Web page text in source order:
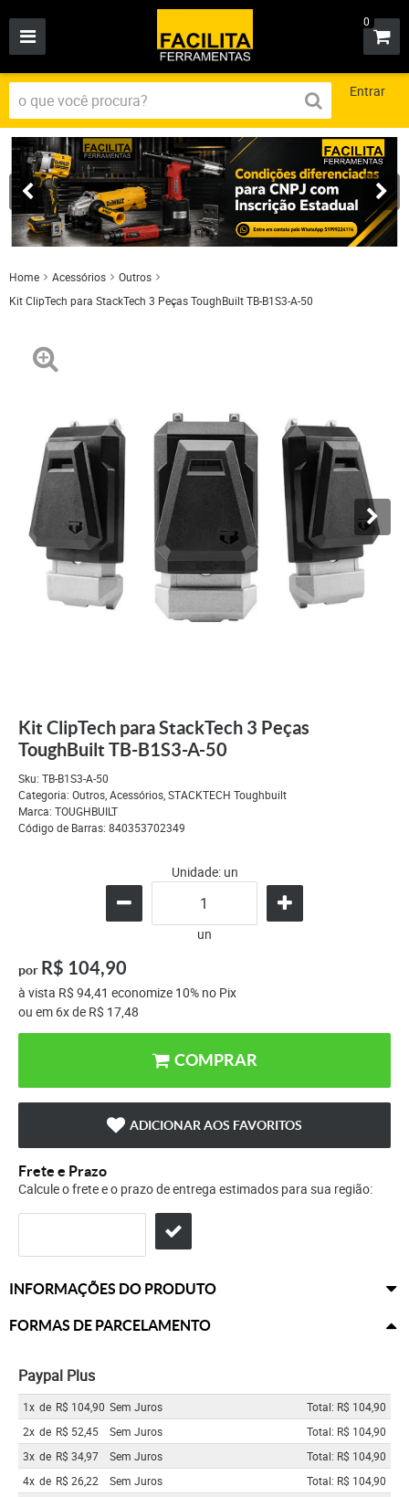
0
Entrar
Home Acessórios
Outros
Kit ClipTech para StackTech 3 Peças ToughBuilt TB-B1S3-A-50
Kit ClipTech para StackTech 3 Peças
ToughBuilt TB-B1S3-A-50
Sku: TB-B1S3-A-50
Categoria: Outros Acessórios STACKTECH Toughbuilt
Marca: TOUGHBUILT
Código de Barras: 840353702349
Unidade: un
un
por R$ 104,90
à vista R$ 94,41 economize 10% no Pix
ou em 6xde R$ 17,48
COMPRAR
ADICIONAR AOS FAVORITOS
Frete e Prazo
Calcule o frete e o prazo de entrega estimados para sua região:
INFORMAÇÕES DO PRODUTO
FORMAS DE PARCELAMENTO
Paypal Plus
1x de R$ 104,90 Sem Juros
Total: R$ 104,90
2x de R$ 52,45 Sem Juros
Total: R$ 104,90
3x de R$ 34,97 Sem Juros
Total: R$ 104,90
4x de R$ 26,22 Sem Juros
Total: R$ 104,90